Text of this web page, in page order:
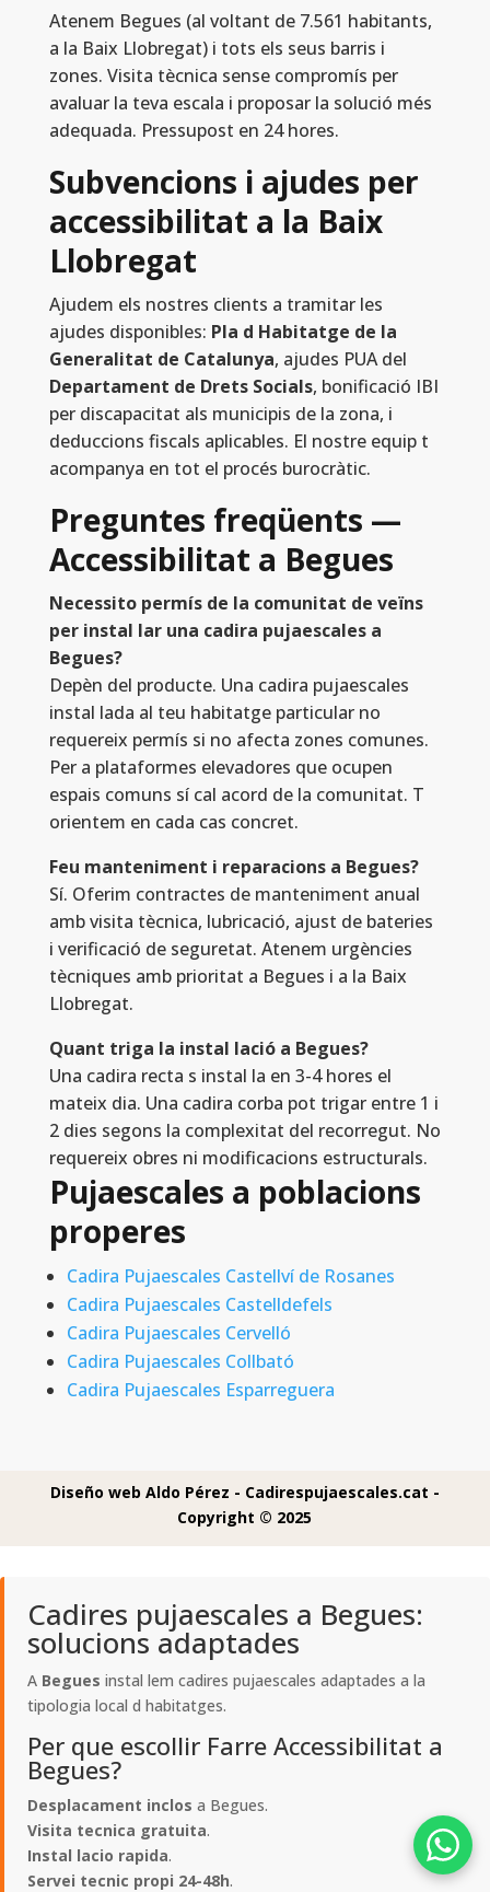
Atenem Begues (al voltant de 7.561 habitants,
a la Baix Llobregat) i tots els seus barris i
zones. Visita tècnica sense compromís per
avaluar la teva escala i proposar la solució més
adequada. Pressupost en 24 hores.
Subvencions i ajudes per
accessibilitat a la Baix
Llobregat
Ajudem els nostres clients a tramitar les
ajudes disponibles: Pla d Habitatge de la
Generalitat de Catalunya, ajudes PUA del
Departament de Drets Socials, bonificació IBI
per discapacitat als municipis de la zona, i
deduccions fiscals aplicables. El nostre equip t
acompanya en tot el procés burocràtic.
Preguntes freqüents —
Accessibilitat a Begues
Necessito permís de la comunitat de veïns
per instal lar una cadira pujaescales a
Begues?
Depèn del producte. Una cadira pujaescales
instal lada al teu habitatge particular no
requereix permís si no afecta zones comunes.
Per a plataformes elevadores que ocupen
espais comuns sí cal acord de la comunitat. T
orientem en cada cas concret.
Feu manteniment i reparacions a Begues?
Sí. Oferim contractes de manteniment anual
amb visita tècnica, lubricació, ajust de bateries
i verificació de seguretat. Atenem urgències
tècniques amb prioritat a Begues i a la Baix
Llobregat.
Quant triga la instal lació a Begues?
Una cadira recta s instal la en 3-4 hores el
mateix dia. Una cadira corba pot trigar entre 1 i
2 dies segons la complexitat del recorregut. No
requereix obres ni modificacions estructurals.
Pujaescales a poblacions
properes
Cadira Pujaescales Castellví de Rosanes
Cadira Pujaescales Castelldefels
Cadira Pujaescales Cervelló
Cadira Pujaescales Collbató
Cadira Pujaescales Esparreguera
Diseño web Aldo Pérez - Cadirespujaescales.cat -
Copyright © 2025
Cadires pujaescales a Begues:
solucions adaptades
A Begues instal lem cadires pujaescales adaptades a la
tipologia local d habitatges.
Per que escollir Farre Accessibilitat a
Begues?
Desplacament inclos a Begues.
Visita tecnica gratuita.
Instal lacio rapida.
Servei tecnic propi 24-48h.